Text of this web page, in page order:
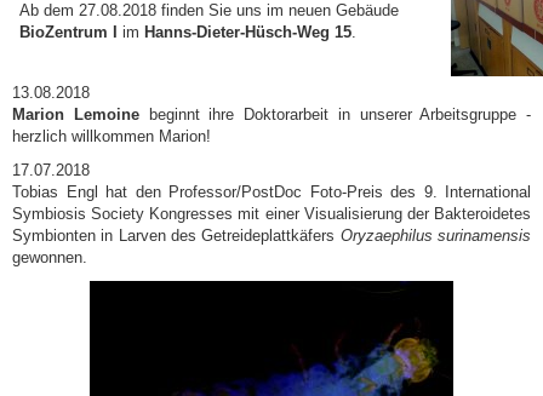
Ab dem 27.08.2018 finden Sie uns im neuen Gebäude
BioZentrum I
im Hanns-Dieter-Hüsch-Weg 15.
13.08.2018
Marion Lemoinebeginnt ihre Doktorarbeit in unserer Arbeitsgruppe -
herzlich willkommen Marion!
17.07.2018
Tobias Engl hat den Professor/PostDoc Foto-Preis des 9. International
Symbiosis Society Kongresses mit einer Visualisierung der Bakteroidetes
Symbionten in Larven des Getreideplattkäfers Oryzaephilus surinamensis
gewonnen.